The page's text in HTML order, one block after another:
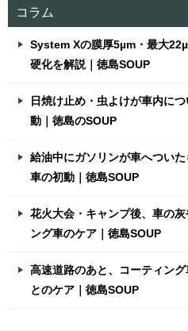
コラム
System Xの膜厚5µm・最大
硬化を解説｜徳島SOUP
日焼け止め・虫よけが車内に
動｜徳島のSOUP
給油中にガソリンが車へつい
車の初動｜徳島SOUP
花火大会・キャンプ後、車の
ング車のケア｜徳島SOUP
高速道路のあと、コーティン
とのケア｜徳島SOUP